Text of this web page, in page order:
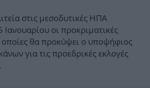
στις μεσοδυτικές ΗΠΑ
Ιανουαρίου οι προκριματικές
οποίες θα προκύψει ο υποψήφιος
για τις προεδρικές εκλογές